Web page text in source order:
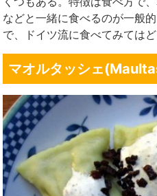
などと一緒に食べるのが一般
で、ドイツ流に食べてみてはど
マオルタッシェ